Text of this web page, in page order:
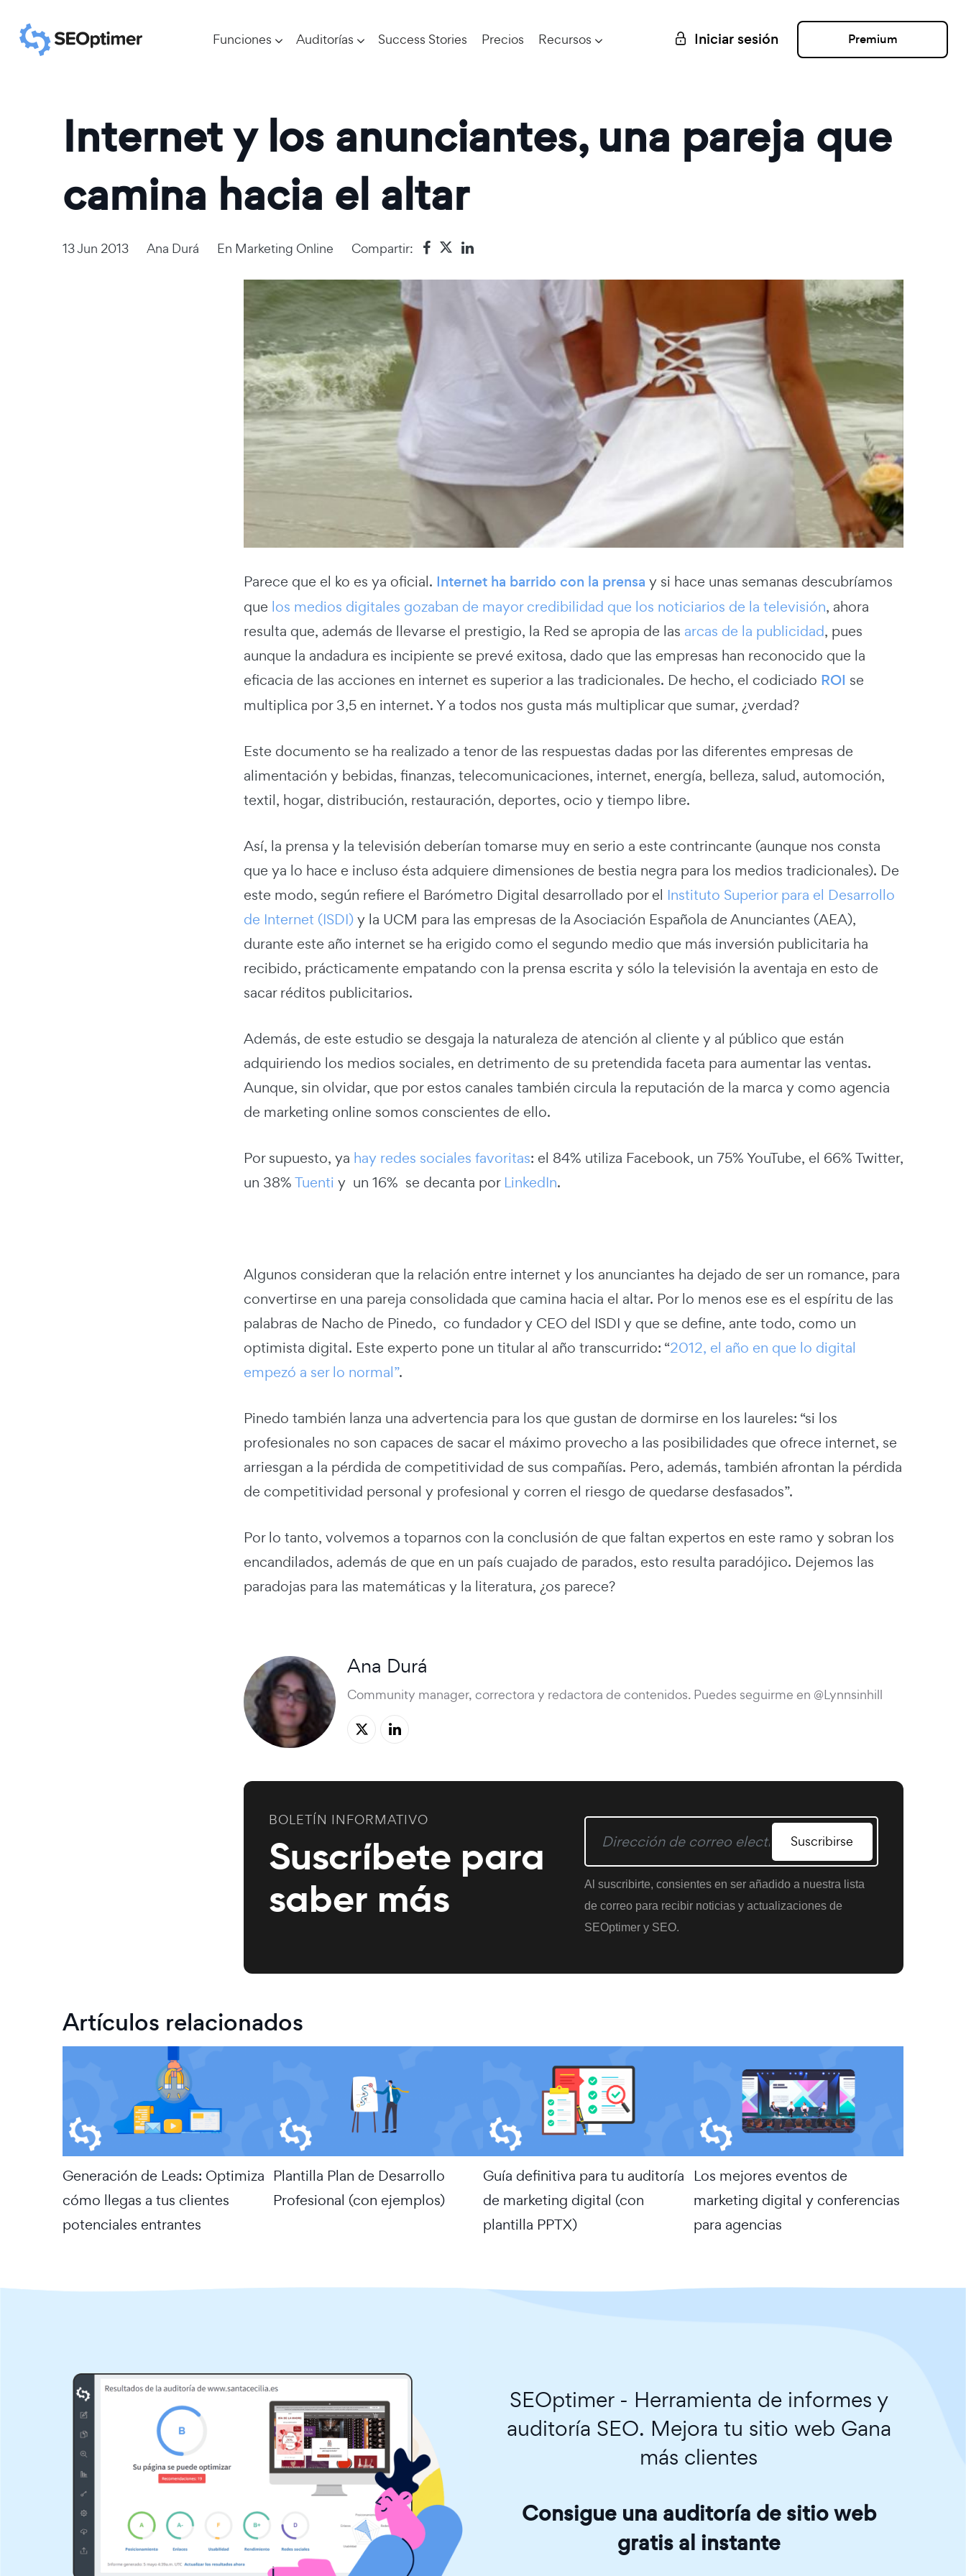
Funciones Auditorías Success Stories Precios Recursos Iniciar sesión Premium
Internet y los anunciantes, una pareja que
camina hacia el altar
13 Jun 2013 Ana Durá En Marketing Online Compartir:
Parece que el ko es ya oficial. Internet ha barrido con la prensa y si hace unas semanas descubríamos
que los medios digitales gozaban de mayor credibilidad que los noticiarios de la televisión, ahora
resulta que, además de llevarse el prestigio, la Red se apropia de las arcas de la publicidad, pues
aunque la andadura es incipiente se prevé exitosa, dado que las empresas han reconocido que la
eficacia de las acciones en internet es superior a las tradicionales. De hecho, el codiciado ROI se
multiplica por 3,5 en internet. Y a todos nos gusta más multiplicar que sumar, ¿verdad?
Este documento se ha realizado a tenor de las respuestas dadas por las diferentes empresas de
alimentación y bebidas, finanzas, telecomunicaciones, internet, energía, belleza, salud, automoción,
textil, hogar, distribución, restauración, deportes, ocio y tiempo libre.
Así, la prensa y la televisión deberían tomarse muy en serio a este contrincante (aunque nos consta
que ya lo hace e incluso ésta adquiere dimensiones de bestia negra para los medios tradicionales). De
este modo, según refiere el Barómetro Digital desarrollado por el Instituto Superior para el Desarrollo
de Internet (ISDI)y la UCM para las empresas de la Asociación Española de Anunciantes (AEA),
durante este año internet se ha erigido como el segundo medio que más inversión publicitaria ha
recibido, prácticamente empatando con la prensa escrita y sólo la televisión la aventaja en esto de
sacar réditos publicitarios.
Además, de este estudio se desgaja la naturaleza de atención al cliente y al público que están
adquiriendo los medios sociales, en detrimento de su pretendida faceta para aumentar las ventas.
Aunque, sin olvidar, que por estos canales también circula la reputación de la marca y como agencia
de marketing online somos conscientes de ello.
Por supuesto, ya hay redes sociales favoritas: el 84% utiliza Facebook, un 75% YouTube, el 66% Twitter,
un 38%Tuenti y un 16% se decanta por LinkedIn.
Algunos consideran que la relación entre internet y los anunciantes ha dejado de ser un romance, para
convertirse en una pareja consolidada que camina hacia el altar. Por lo menos ese es el espíritu de las
palabras de Nacho de Pinedo, co fundador y CEO del ISDI y que se define, ante todo, como un
optimista digital. Este experto pone un titular al año transcurrido: “2012, el año en que lo digital
empezó a ser lo normal”.
Pinedo también lanza una advertencia para los que gustan de dormirse en los laureles: “si los
profesionales no son capaces de sacar el máximo provecho a las posibilidades que ofrece internet, se
arriesgan a la pérdida de competitividad de sus compañías. Pero, además, también afrontan la pérdida
de competitividad personal y profesional y corren el riesgo de quedarse desfasados”.
Por lo tanto, volvemos a toparnos con la conclusión de que faltan expertos en este ramo y sobran los
encandilados, además de que en un país cuajado de parados, esto resulta paradójico. Dejemos las
paradojas para las matemáticas y la literatura, ¿os parece?
Ana Durá
Community manager, correctora y redactora de contenidos. Puedes seguirme en @Lynnsinhill
BOLETÍN INFORMATIVO
Suscríbete para
saber más
Suscribirse
Al suscribirte, consientes en ser añadido a nuestra lista
de correo para recibir noticias y actualizaciones de
SEOptimer y SEO.
Artículos relacionados
Generación de Leads: Optimiza
cómo llegas a tus clientes
potenciales entrantes
Plantilla Plan de Desarrollo
Profesional (con ejemplos)
Guía definitiva para tu auditoría
de marketing digital (con
plantilla PPTX)
Los mejores eventos de
marketing digital y conferencias
para agencias
SEOptimer - Herramienta de informes y
auditoría SEO. Mejora tu sitio web Gana
más clientes
Consigue una auditoría de sitio web
gratis al instante